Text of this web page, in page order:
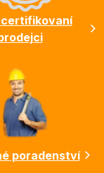
certifikovaní
poradenství